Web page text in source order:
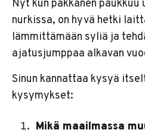
Nyt kun pakkanen
nurkissa, on hyvä hetki
lämmittämään syliä ja
ajatusjumppaa alkavan
Sinun kannattaa kysyä
kysymykset:
Mikä maailmassa